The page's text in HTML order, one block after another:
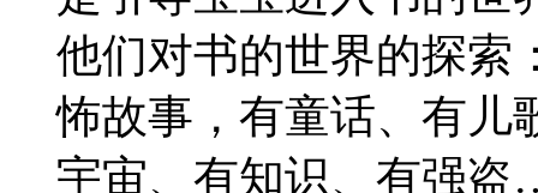
他们对书的世界的探索
怖故事，有童话、有儿
宇宙、有知识、有强